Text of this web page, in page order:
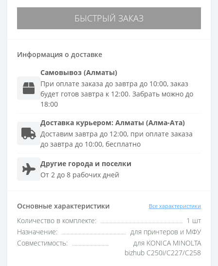
БЫСТРЫЙ ЗАКАЗ
Информация о доставке
Самовывоз (Алматы)
При оплате заказа до завтра до 10:00, заказ
будет готов завтра к 12:00. Забрать можно до
18:00
Доставка курьером: Алматы (Алма-Ата)
Доставим завтра до 12:00, при оплате заказа
до завтра до 10:00, бесплатно
Другие города и поселки
От 2 до 8 рабочих дней
Основные характеристики Все характеристики
Количество в комплекте:
1 шт
Назначение:
для принтеров и МФУ
Совместимость:
для KONICA MINOLTA
bizhub C250i/C227/C258